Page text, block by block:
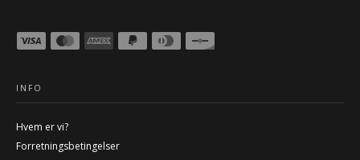
INFO
Hvem er vi?
Forretningsbetingelser